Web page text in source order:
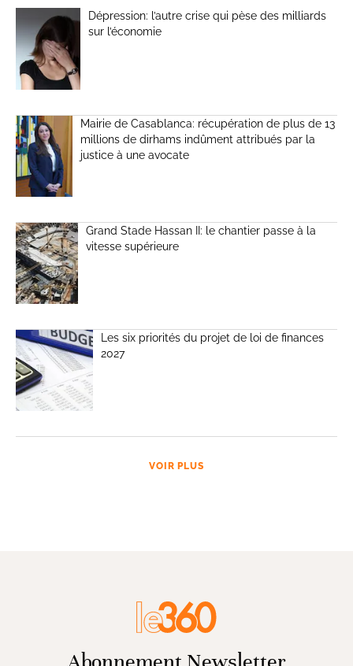
Dépression: l’autre crise qui pèse des milliards
sur l’économie
Mairie de Casablanca: récupération de plus de 13
millions de dirhams indûment attribués par la
justice à une avocate
Grand Stade Hassan II: le chantier passe à la
vitesse supérieure
Les six priorités du projet de loi de finances
2027
VOIR PLUS